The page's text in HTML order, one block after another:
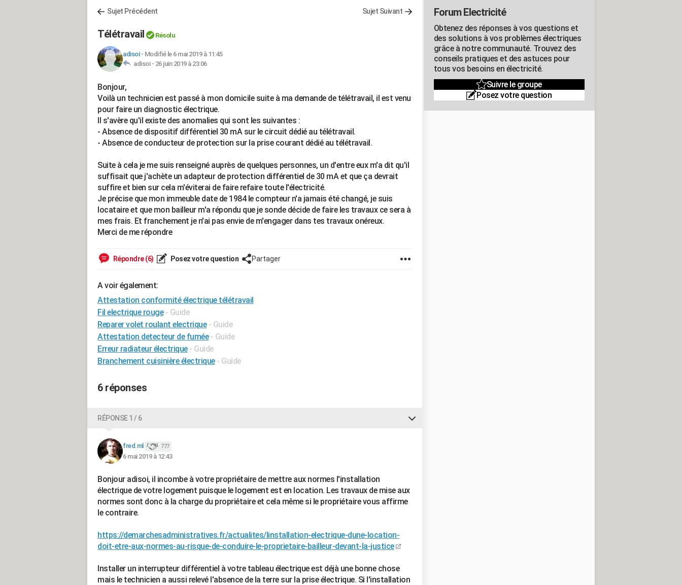
Sujet Précédent Sujet Suivant
Télétravail Résolu
adisoi- Modifié le 6 mai 2019 à 11:45
adisoi - 26 juin 2019 à 23:06
Bonjour,
Voilà un technicien est passé à mon domicile suite à ma demande de télétravail, il est venu
pour faire un diagnostic électrique.
Il s'avère qu'il existe des anomalies qui sont les suivantes :
- Absence de dispositif différentiel 30 mA sur le circuit dédié au télétravail.
- Absence de conducteur de protection sur la prise courant dédié au télétravail.
Suite à cela je me suis renseigné auprès de quelques personnes, un d'entre eux m'a dit qu'il
suffisait que j'achète un adapteur de protection différentiel de 30 mA et que ça devrait
suffire et bien sur cela m'éviterai de faire refaire toute l'électricité.
Je précise que mon immeuble date de 1984 le compteur n'a jamais été changé, je suis
locataire et que mon bailleur m'a répondu que je sonde décide de faire les travaux ce sera à
mes frais. Et franchement je n'ai pas envie de m'engager dans tes travaux onéreux.
Merci de me répondre
Répondre (6) Posez votre question Partager
A voir également:
Attestation conformité électrique télétravail
Fil electrique rouge - Guide
Reparer volet roulant electrique - Guide
Attestation detecteur de fumée - Guide
Erreur radiateur électrique - Guide
Branchement cuisinière électrique - Guide
6 réponses
RÉPONSE 1 / 6
fred.ml 777
6 mai 2019 à 12:43
Bonjour adisoi, il incombe à votre propriétaire de mettre aux normes l'installation
électrique de votre logement puisque le logement est en location. Les travaux de mise aux
normes sont donc à la charge du propriétaire et cela même si le propriétaire vous affirme
le contraire.
https://demarchesadministratives.fr/actualites/linstallation-electrique-dune-location-
doit-etre-aux-normes-au-risque-de-conduire-le-proprietaire-bailleur-devant-la-justice
Installer un interrupteur différentiel à votre tableau électrique est déjà une bonne chose
mais le technicien a aussi relevé l'absence de la terre sur la prise électrique. Si l'installation
Forum Electricité
Obtenez des réponses à vos questions et
des solutions à vos problèmes électriques
grâce à notre communauté. Trouvez des
conseils pratiques et des astuces pour
tous vos besoins en électricité.
Suivre le groupe
Posez votre question